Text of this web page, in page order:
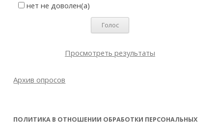
нет не доволен(а)
Просмотреть результаты
Архив опросов
ПОЛИТИКА В ОТНОШЕНИИ ОБРАБОТКИ ПЕРСОНАЛЬНЫХ